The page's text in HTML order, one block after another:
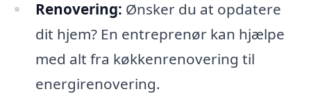
Renovering: Ønsker du at opdatere
dit hjem? En entreprenør kan hjælpe
med alt fra køkkenrenovering til
energirenovering.